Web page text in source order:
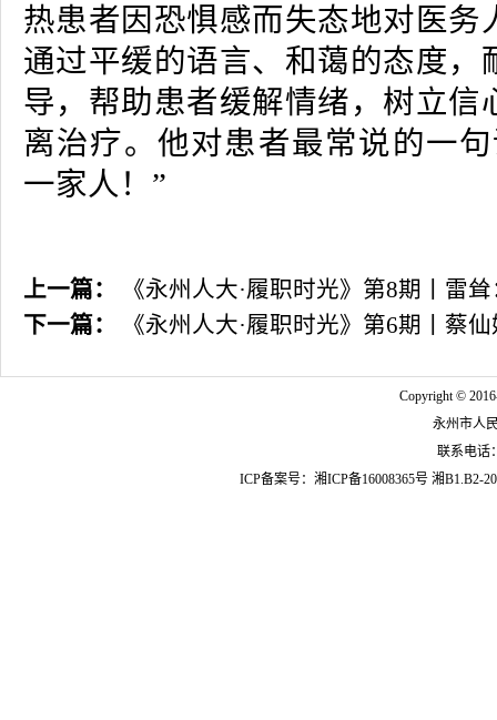
热患者因恐惧感而失态地对医务
通过平缓的语言、和蔼的态度，
导，帮助患者缓解情绪，树立信
离治疗。他对患者最常说的一
一家人！”
上一篇：
《永州人大·履职时光》第8期丨雷
下一篇：
《永州人大·履职时光》第6期丨蔡
Copyright ©
永州市人
联系电话
ICP备案号： 湘ICP备16008365号 湘B1.B2-